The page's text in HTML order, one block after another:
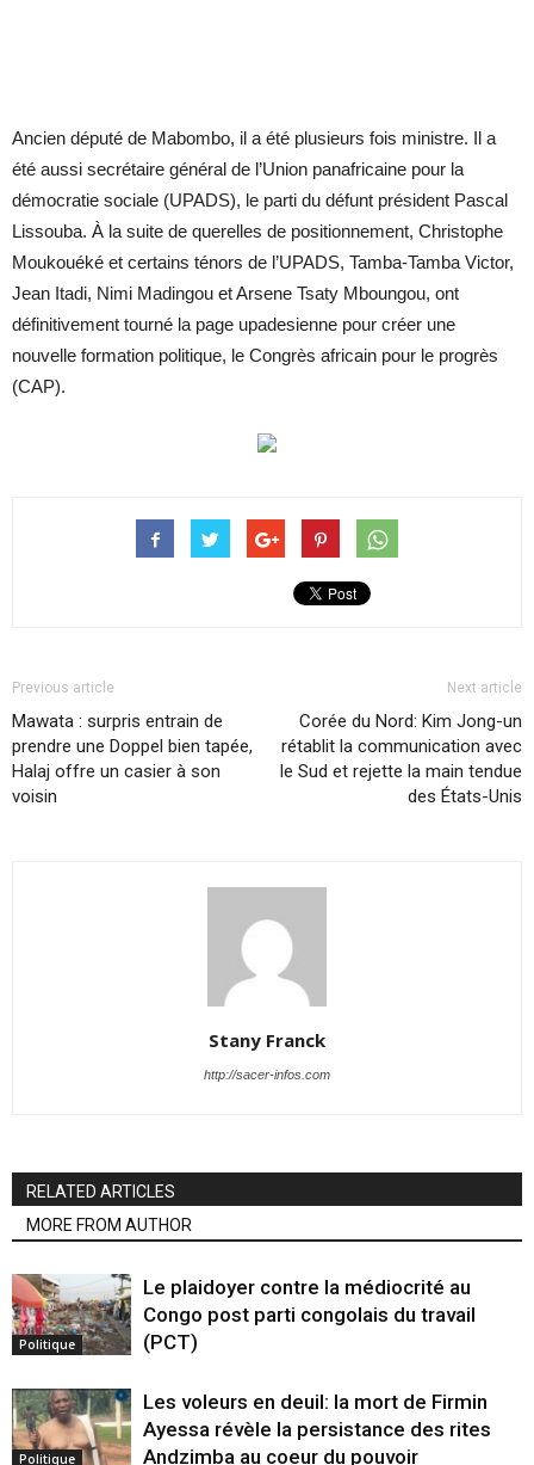
Ancien député de Mabombo, il a été plusieurs fois ministre. Il a
été aussi secrétaire général de l’Union panafricaine pour la
démocratie sociale (UPADS), le parti du défunt président Pascal
Lissouba. À la suite de querelles de positionnement, Christophe
Moukouéké et certains ténors de l’UPADS, Tamba-Tamba Victor,
Jean Itadi, Nimi Madingou et Arsene Tsaty Mboungou, ont
définitivement tourné la page upadesienne pour créer une
nouvelle formation politique, le Congrès africain pour le progrès
(CAP).
Previous article
Mawata : surpris entrain de
prendre une Doppel bien tapée,
Halaj offre un casier à son
voisin
Next article
Corée du Nord: Kim Jong-un
rétablit la communication avec
le Sud et rejette la main tendue
des États-Unis
Stany Franck
http://sacer-infos.com
RELATED ARTICLES
MORE FROM AUTHOR
Politique
Le plaidoyer contre la médiocrité au
Congo post parti congolais du travail
(PCT)
Politique
Les voleurs en deuil: la mort de Firmin
Ayessa révèle la persistance des rites
Andzimba au coeur du pouvoir